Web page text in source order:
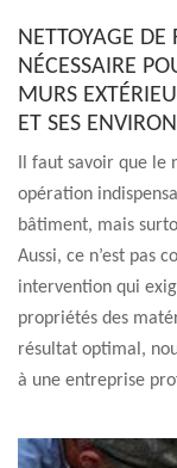
NETTOYAGE
NÉCESSAIRE
MURS
ET SES
Il faut savoir que
opération
bâtiment, mais
Aussi, ce n’est pas
intervention qui
propriétés des
résultat optimal,
à une entreprise